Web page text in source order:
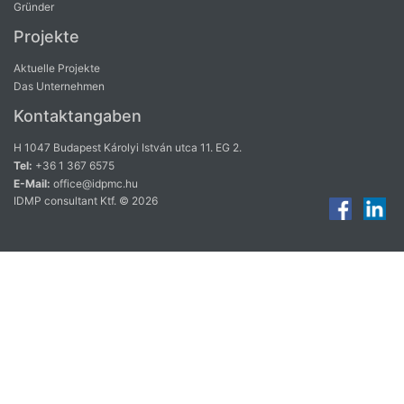
Gründer
Projekte
Aktuelle Projekte
Das Unternehmen
Kontaktangaben
H 1047 Budapest Károlyi István utca 11. EG 2.
Tel: +36 1 367 6575
E-Mail: office@idpmc.hu
IDMP consultant Ktf. © 2026